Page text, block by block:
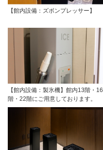
【館内設備：ズボンプレッサー】
【館内設備：製氷機】館内13階・16
階・22階にご用意しております。